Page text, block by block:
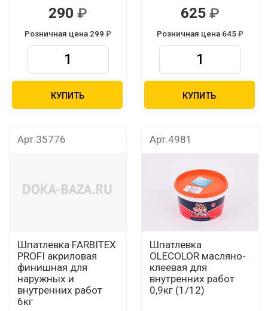
290
Розничная цена 299
КУПИТЬ
625
Розничная цена 645
КУПИТЬ
Арт.35776
Шпатлевка FARBITEX
PROFI акриловая
финишная для
наружных и
внутренних работ
6кг
Арт.4981
Шпатлевка
OLECOLOR масляно-
клеевая для
внутренних работ
0,9кг (1/12)